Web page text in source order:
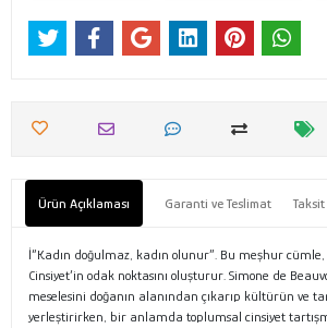
Ürün Açıklaması Garanti ve Teslimat
İ“Kadın doğulmaz, kadın olunur”. Bu meşhur
Cinsiyet’in odak noktasını oluşturur. Simone de
meselesini doğanın alanından çıkarıp kültürün ve
yerleştirirken, bir anlamda toplumsal cinsiyet